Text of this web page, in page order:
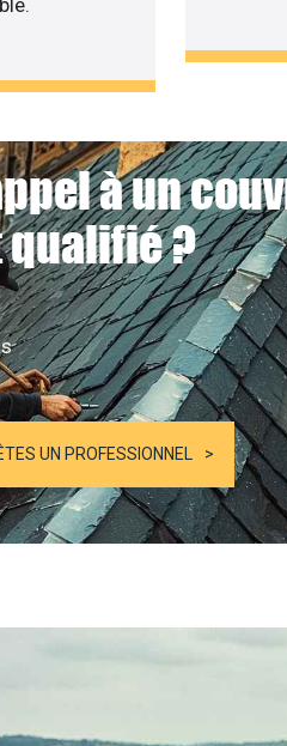
à un
?
UN PROFESSIONNEL